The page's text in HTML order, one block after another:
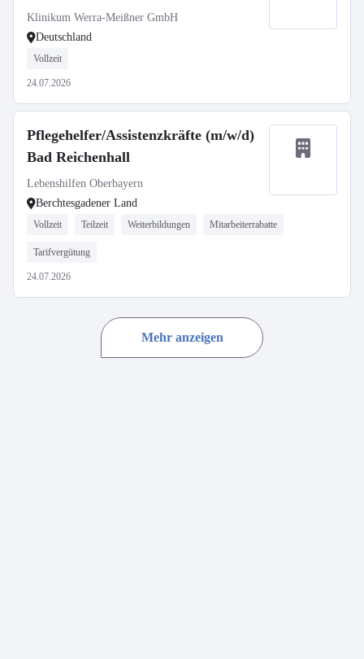
Klinikum Werra-Meißner GmbH
Deutschland
Vollzeit
24.07.2026
Pflegehelfer/Assistenzkräfte (m/w/d)
Bad Reichenhall
Lebenshilfen Oberbayern
Berchtesgadener Land
Vollzeit Teilzeit Weiterbildungen Mitarbeiterrabatte
Tarifvergütung
24.07.2026
Mehr anzeigen